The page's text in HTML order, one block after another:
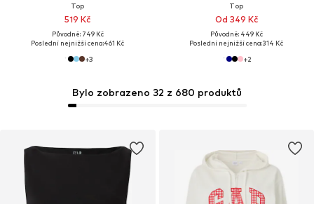
Bylo zobrazeno 32 z 680 produktů
Top
519 Kč
Původně: 749 Kč
Poslední nejnižší cena:461 Kč
+3
Top
Od 349 Kč
Původně: 449 Kč
Poslední nejnižší cena:314 Kč
+2